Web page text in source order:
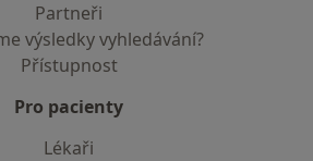
Partneři
výsledky vyhledávání?
Přístupnost
Pro pacienty
Lékaři